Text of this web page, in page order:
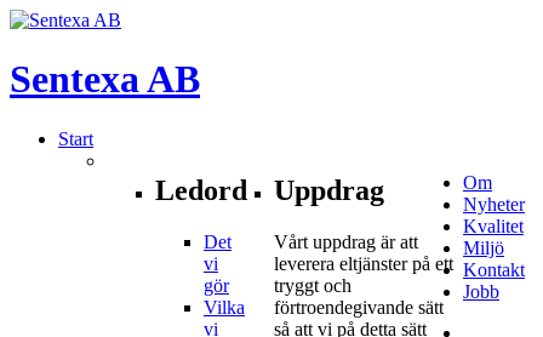
SentexaAB
Start
Ledord
Det
vi
gör
Vilka
vi
Uppdrag
Vårt uppdrag är att
leverera eltjänster på ett
tryggt och
förtroendegivande sätt
så att vi på detta sätt
Om
Nyheter
Kvalitet
Miljö
Kontakt
Jobb